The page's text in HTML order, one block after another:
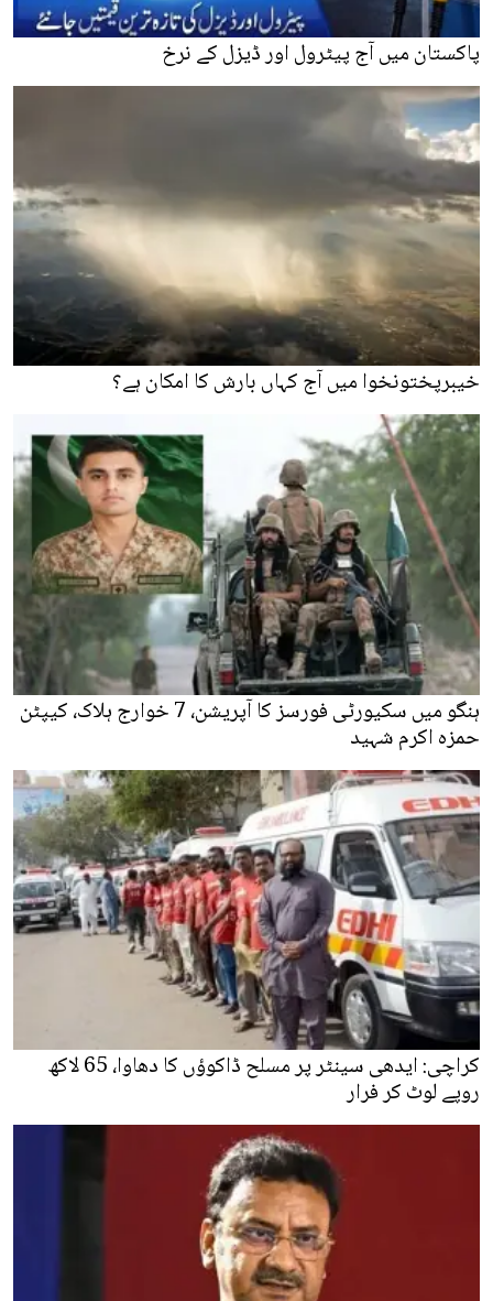
پاکستان میں آج پیٹرول اور ڈیزل کے نرخ
خیبرپختونخوا میں آج کہاں بارش کا امکان ہے؟
ہنگو میں سکیورٹی فورسز کا آپریشن، 7 خوارج ہلاک، کیپٹن
حمزہ اکرم شہید
کراچی: ایدھی سینٹر پر مسلح ڈاکوؤں کا دھاوا، 65 لاکھ
روپے لوٹ کر فرار